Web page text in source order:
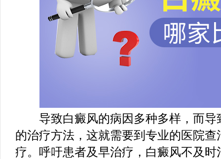
导致白癜风的病因多种多样，而导
的治疗方法，这就需要到专业的医院
疗。呼吁患者及早治疗，白癜风不及